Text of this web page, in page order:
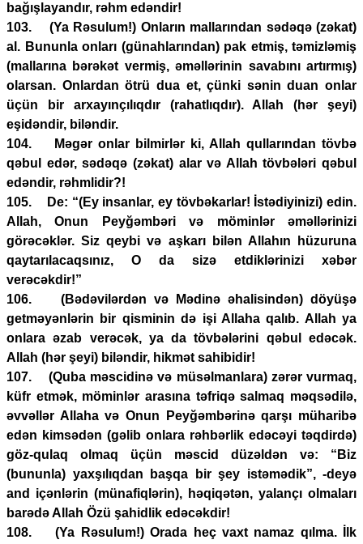
bağışlayandır, rəhm edəndir!
103. (Ya Rəsulum!) Onların mallarından sədəqə (zəkat)
al. Bununla onları (günahlarından) pak etmiş, təmizləmiş
(mallarına bərəkət vermiş, əməllərinin savabını artırmış)
olarsan. Onlardan ötrü dua et, çünki sənin duan onlar
üçün bir arxayınçılıqdır (rahatlıqdır). Allah (hər şeyi)
eşidəndir, biləndir.
104. Məgər onlar bilmirlər ki, Allah qullarından tövbə
qəbul edər, sədəqə (zəkat) alar və Allah tövbələri qəbul
edəndir, rəhmlidir?!
105. De: “(Ey insanlar, ey tövbəkarlar! İstədiyinizi) edin.
Allah, Onun Peyğəmbəri və möminlər əməllərinizi
görəcəklər. Siz qeybi və aşkarı bilən Allahın hüzuruna
qaytarılacaqsınız, O da sizə etdiklərinizi xəbər
verəcəkdir!”
106. (Bədəvilərdən və Mədinə əhalisindən) döyüşə
getməyənlərin bir qisminin də işi Allaha qalıb. Allah ya
onlara əzab verəcək, ya da tövbələrini qəbul edəcək.
Allah (hər şeyi) biləndir, hikmət sahibidir!
107. (Quba məscidinə və müsəlmanlara) zərər vurmaq,
küfr etmək, möminlər arasına təfriqə salmaq məqsədilə,
əvvəllər Allaha və Onun Peyğəmbərinə qarşı müharibə
edən kimsədən (gəlib onlara rəhbərlik edəcəyi təqdirdə)
göz-qulaq olmaq üçün məscid düzəldən və: “Biz
(bununla) yaxşılıqdan başqa bir şey istəmədik”, -deyə
and içənlərin (münafiqlərin), həqiqətən, yalançı olmaları
barədə Allah Özü şahidlik edəcəkdir!
108. (Ya Rəsulum!) Orada heç vaxt namaz qılma. İlk